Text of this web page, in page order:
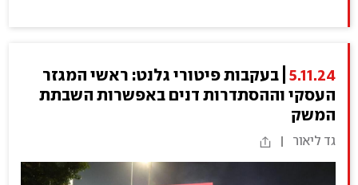
5.11.24
בעקבות פיטורי גלנט: ראשי המגזר
העסקי וההסתדרות דנים באפשרות השבתת
המשק
גד ליאור